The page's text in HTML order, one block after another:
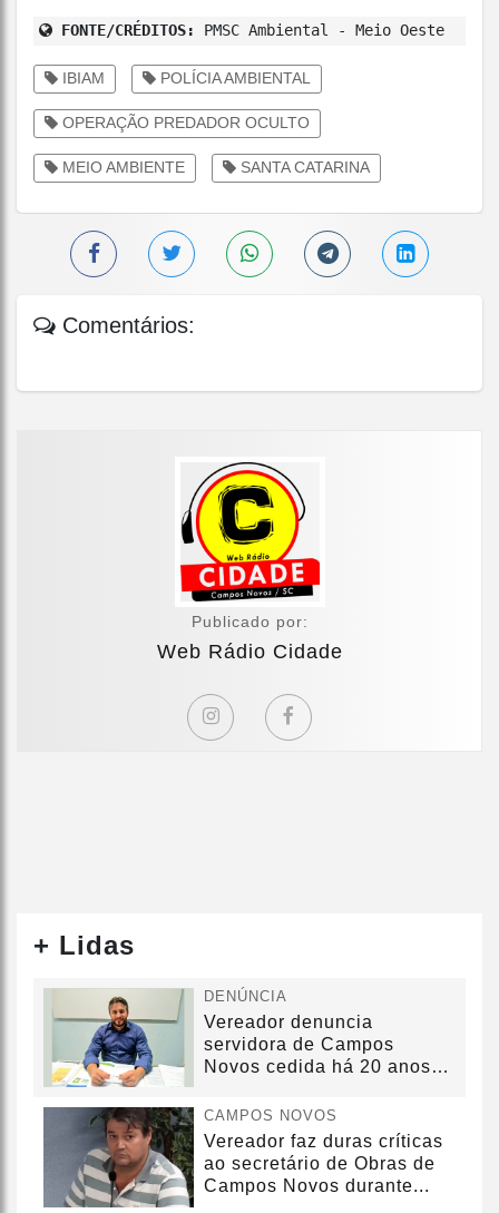
FONTE/CRÉDITOS: PMSC Ambiental - Meio Oeste
IBIAM POLÍCIA AMBIENTAL
OPERAÇÃO PREDADOR OCULTO
MEIO AMBIENTE SANTA CATARINA
Comentários:
Publicado por:
Web Rádio Cidade
+ Lidas
DENÚNCIA
Vereador denuncia
servidora de Campos
Novos cedida há 20 anos
CAMPOS NOVOS
Vereador faz duras críticas
ao secretário de Obras de
Campos Novos durante...